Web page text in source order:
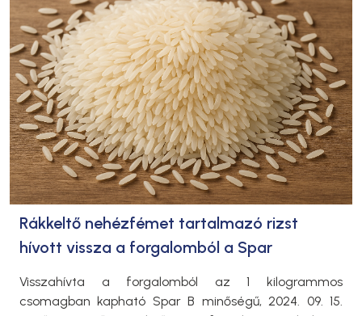
Rákkeltő nehézfémet tartalmazó rizst
hívott vissza a forgalomból a Spar
Visszahívta a forgalomból az 1 kilogrammos
csomagban kapható Spar B minőségű, 2024. 09. 15.